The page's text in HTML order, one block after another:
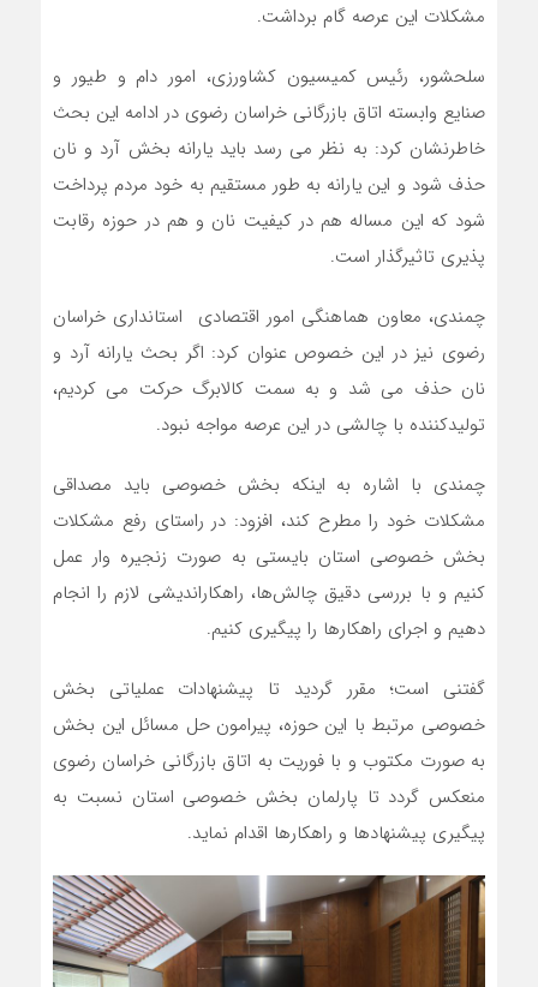
مشکلات این عرصه گام برداشت.
سلحشور، رئیس کمیسیون کشاورزی، امور دام و طیور و
صنایع وابسته اتاق بازرگانی خراسان رضوی در ادامه این بحث
خاطرنشان کرد: به نظر می رسد باید یارانه بخش آرد و نان
حذف شود و این یارانه به طور مستقیم به خود مردم پرداخت
شود که این مساله هم در کیفیت نان و هم در حوزه رقابت
پذیری تاثیرگذار است.
چمندی، معاون هماهنگی امور اقتصادی استانداری خراسان
رضوی نیز در این خصوص عنوان کرد: اگر بحث یارانه آرد و
نان حذف می شد و به سمت کالابرگ حرکت می کردیم،
تولیدکننده با چالشی در این عرصه مواجه نبود.
چمندی با اشاره به اینکه بخش خصوصی باید مصداقی
مشکلات خود را مطرح کند، افزود: در راستای رفع مشکلات
بخش خصوصی استان بایستی به صورت زنجیره وار عمل
کنیم و با بررسی دقیق چالش‌ها، راهکاراندیشی لازم را انجام
دهیم و اجرای راهکارها را پیگیری کنیم.
گفتنی است؛ مقرر گردید تا پیشنهادات عملیاتی بخش
خصوصی مرتبط با این حوزه، پیرامون حل مسائل این بخش
به صورت مکتوب و با فوریت به اتاق بازرگانی خراسان رضوی
منعکس گردد تا پارلمان بخش خصوصی استان نسبت به
پیگیری پیشنهادها و راهکارها اقدام نماید.